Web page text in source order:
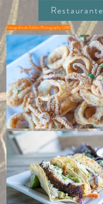
Restaurante
Fotografía de Edible Photography OBX